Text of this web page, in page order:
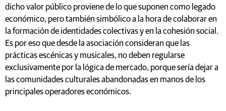
dicho valor público proviene de lo que suponen como legado
económico, pero también simbólico a la hora de colaborar en
la formación de identidades colectivas y en la cohesión social.
Es por eso que desde la asociación consideran que las
prácticas escénicas y musicales, no deben regularse
exclusivamente por la lógica de mercado, porque sería dejar a
las comunidades culturales abandonadas en manos de los
principales operadores económicos.